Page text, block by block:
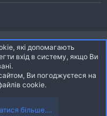
XenForo Ltd.
XenForo Ltd. | dev: Pages
які допомагають
вхід в систему, якщо Ви
Ви погоджуєтеся на
cookie.
більше....